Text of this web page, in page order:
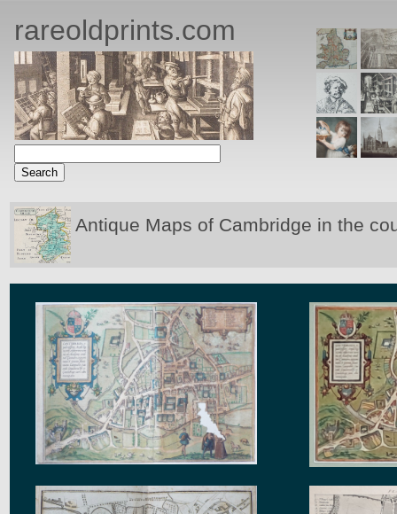
rareoldprints.com
Antique Maps of Cambridge in the